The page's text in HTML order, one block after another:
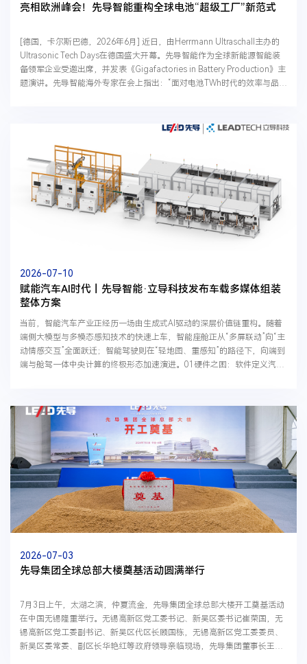
亮相欧洲峰会！先导智能重构全球电池“超级工厂”新范式
[德国，卡尔斯巴德，2026年6月] 近日，由Herrmann Ultraschall主办的
Ultrasonic Tech Days在德国盛大开幕。先导智能作为全球新能源智能装
备领军企业受邀出席，并发表《Gigafactories in Battery Production》主
题演讲。先导智能海外专家在会上指出：“面对电池TWh时代的效率与品质
2026-07-10
赋能汽车AI时代丨先导智能·立导科技发布车载多媒体组装
整体方案
当前，智能汽车产业正经历一场由生成式AI驱动的深层价值链重构。随着
端侧大模型与多模态感知技术的快速上车，智能座舱正从“多屏联动”向“主
动情感交互”全面跃迁；智能驾驶则在“轻地图、重感知”的路径下，向端到
端与舱驾一体中央计算的终极形态加速演进。01硬件之困：软件定义汽车
2026-07-03
先导集团全球总部大楼奠基活动圆满举行
7月3日上午，太湖之滨，仲夏流金，先导集团全球总部大楼开工奠基活动
在中国无锡隆重举行。无锡高新区党工委书记、新吴区委书记崔荣国，无
锡高新区党工委副书记、新吴区代区长顾国栋，无锡高新区党工委委员、
新吴区委常委、副区长华艳红等政府领导亲临现场，先导集团董事长王燕